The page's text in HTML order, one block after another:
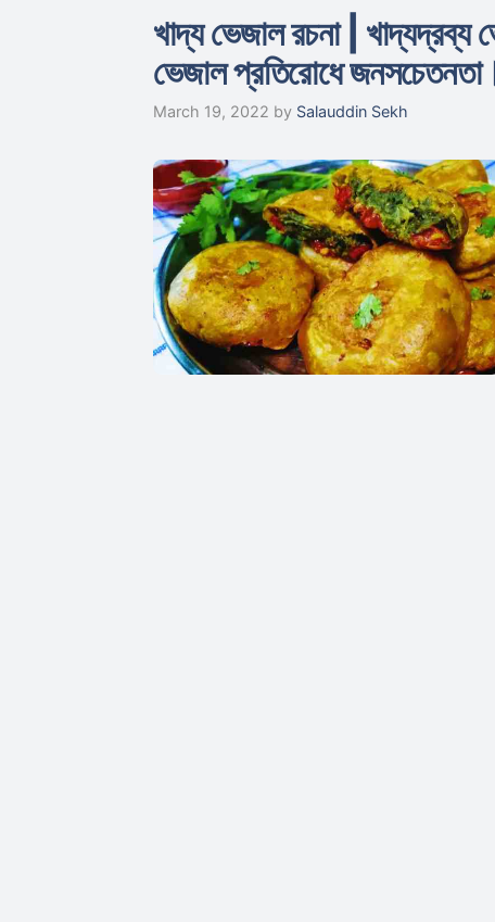
খাদ্য ভেজাল রচনা | খাদ্যদ্রব্য
ভেজাল প্রতিরোধে
March 19, 2022 by Salauddin Sekh